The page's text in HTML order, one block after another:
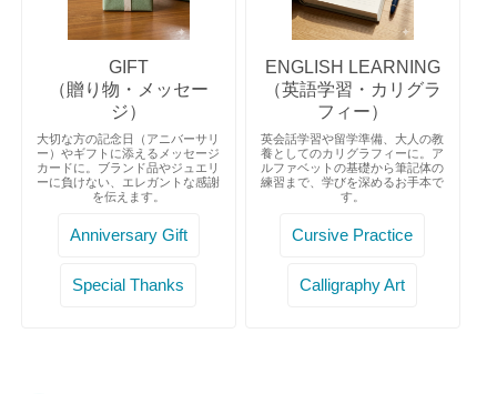
GIFT
（贈り物・メッセー
ジ）
大切な方の記念日（アニバーサリ
ー）やギフトに添えるメッセージ
カードに。ブランド品やジュエリ
ーに負けない、エレガントな感謝
を伝えます。
Anniversary Gift
Special Thanks
ENGLISH LEARNING
（英語学習・カリグラ
フィー）
英会話学習や留学準備、大人の教
養としてのカリグラフィーに。ア
ルファベットの基礎から筆記体の
練習まで、学びを深めるお手本で
す。
Cursive Practice
Calligraphy Art